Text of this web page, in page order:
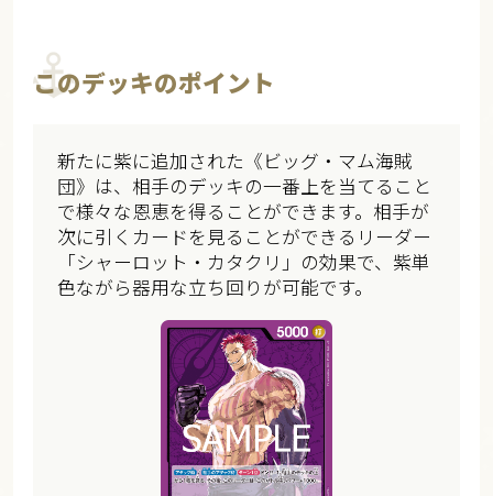
このデッキのポイント
新たに紫に追加された《ビッグ・マム海賊
団》は、相手のデッキの一番上を当てること
で様々な恩恵を得ることができます。相手が
次に引くカードを見ることができるリーダー
「シャーロット・カタクリ」の効果で、紫単
色ながら器用な立ち回りが可能です。